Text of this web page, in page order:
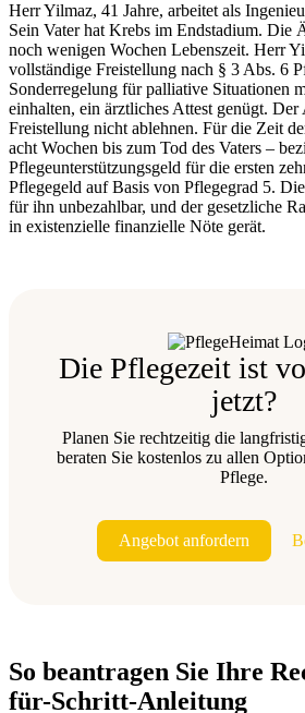
Herr Yilmaz, 41 Jahre, arbeitet als
Sein Vater hat Krebs im Endstadium. Die
noch wenigen Wochen Lebenszeit. Herr
vollständige Freistellung nach § 3 Abs. 6
Sonderregelung für palliative Situationen
einhalten, ein ärztliches Attest genügt.
Freistellung nicht ablehnen. Für die Zeit
acht Wochen bis zum Tod des Vaters –
Pflegeunterstützungsgeld für die ersten
Pflegegeld auf Basis von Pflegegrad 5.
für ihn unbezahlbar, und der gesetzliche
in existenzielle finanzielle Nöte gerät.
Die Pflegezeit ist
jetzt?
Planen Sie rechtzeitig die
beraten Sie kostenlos zu allen
Pflege.
Angebot anfordern
So beantragen Sie Ihre
für-Schritt-Anleitung